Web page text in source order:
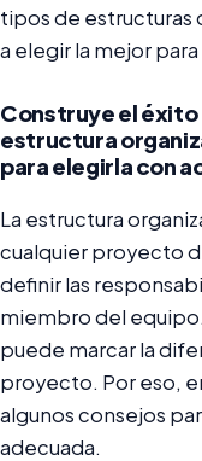
tipos de estructuras
a elegir la mejor
Construye el
estructura
para elegirla con
La estructura
cualquier proyecto
definir las
miembro del
puede marcar la
proyecto. Por eso,
algunos consejos
adecuada.